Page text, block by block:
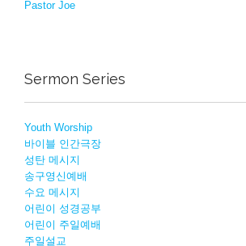
Pastor Joe
Sermon Series
Youth Worship
바이블 인간극장
성탄 메시지
송구영신예배
수요 메시지
어린이 성경공부
어린이 주일예배
주일설교